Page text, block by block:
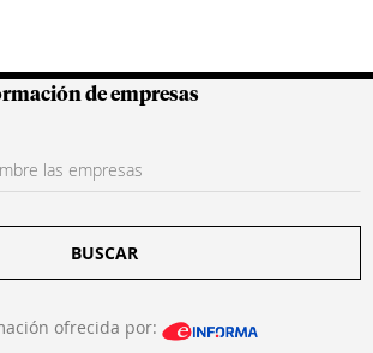
Colombianas
de empresas
BUSCAR
ofrecida por: